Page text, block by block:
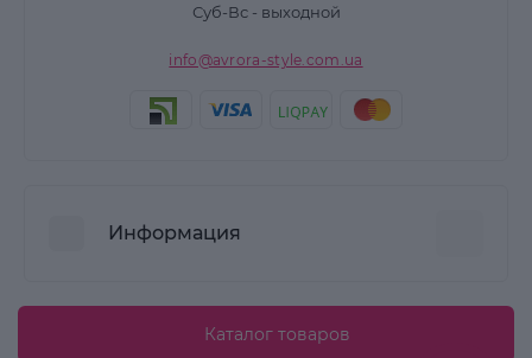
Суб-Вс - выходной
info@avrora-style.com.ua
Информация
Пользовательское соглашение
Каталог товаров